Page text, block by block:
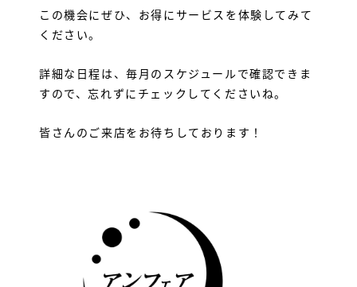
この機会にぜひ、お得にサービスを体験してみて
ください。
詳細な日程は、毎月のスケジュールで確認できま
すので、忘れずにチェックしてくださいね。
皆さんのご来店をお待ちしております！